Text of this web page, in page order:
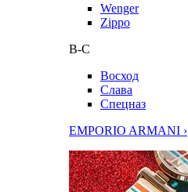
Wenger
Zippo
В-С
Восход
Слава
Спецназ
EMPORIO ARMANI ›